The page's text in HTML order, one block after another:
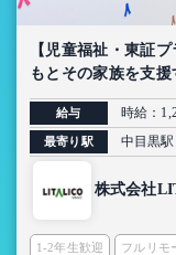
【児童福祉・東証
もとその家族を支
給与 時給：
最寄り駅 中目黒駅
株式会社
1-2年生歓迎 フルリモ